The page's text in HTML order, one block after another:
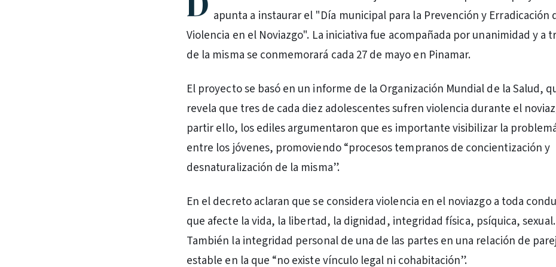
apunta a instaurar el "Día municipal para la Prevención y Erradicación
Violencia en el Noviazgo". La iniciativa fue acompañada por unanimidad y a
de la misma se conmemorará cada 27 de mayo en Pinamar.
El proyecto se basó en un informe de la Organización Mundial de la Salud,
revela que tres de cada diez adolescentes sufren violencia durante el
partir ello, los ediles argumentaron que es importante visibilizar la
entre los jóvenes, promoviendo “procesos tempranos de concientización y
desnaturalización de la misma”.
En el decreto aclaran que se considera violencia en el noviazgo a toda
que afecte la vida, la libertad, la dignidad, integridad física, psíquica, sexual.
También la integridad personal de una de las partes en una relación de
estable en la que “no existe vínculo legal ni cohabitación”.